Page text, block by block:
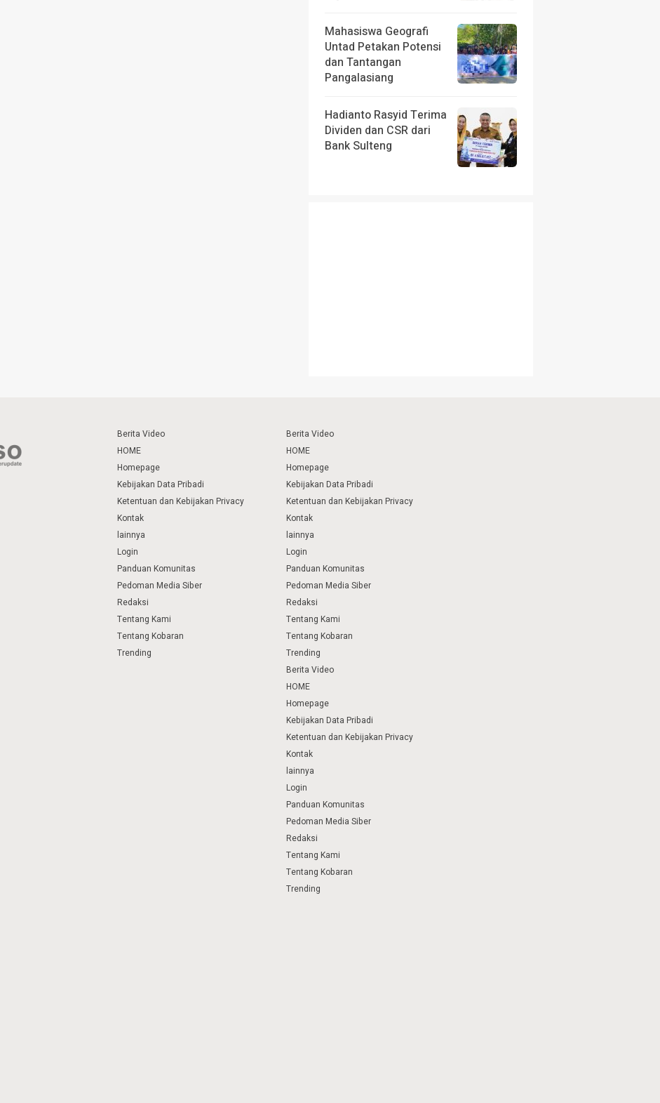
Mahasiswa Geografi
Untad Petakan Potensi
dan Tantangan
Pangalasiang
Hadianto Rasyid Terima
Dividen dan CSR dari
Bank Sulteng
Berita Video
HOME
Homepage
Kebijakan Data Pribadi
Ketentuan dan Kebijakan Privacy
Kontak
lainnya
Login
Panduan Komunitas
Pedoman Media Siber
Redaksi
Tentang Kami
Tentang Kobaran
Trending
Berita Video
HOME
Homepage
Kebijakan Data Pribadi
Ketentuan dan Kebijakan Privacy
Kontak
lainnya
Login
Panduan Komunitas
Pedoman Media Siber
Redaksi
Tentang Kami
Tentang Kobaran
Trending
Berita Video
HOME
Homepage
Kebijakan Data Pribadi
Ketentuan dan Kebijakan Privacy
Kontak
lainnya
Login
Panduan Komunitas
Pedoman Media Siber
Redaksi
Tentang Kami
Tentang Kobaran
Trending